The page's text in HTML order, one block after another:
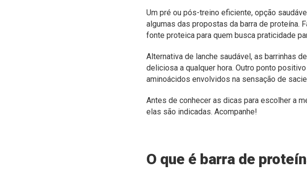
Um pré ou pós-treino eficiente, opção
algumas das propostas da barra de proteína.
fonte proteica para quem busca praticidade
Alternativa de lanche saudável, as barrinhas
deliciosa a qualquer hora. Outro ponto
aminoácidos envolvidos na sensação de
Antes de conhecer as dicas para escolher a
elas são indicadas. Acompanhe!
O que é barra de